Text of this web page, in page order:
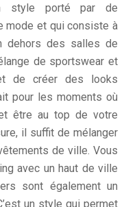
style porté par de
mode et qui consiste à
dehors des salles de
de sportswear et
de créer des looks
pour les moments où
être au top de votre
il suffit de mélanger
de ville. Vous
avec un haut de ville
sont également un
un style qui permet